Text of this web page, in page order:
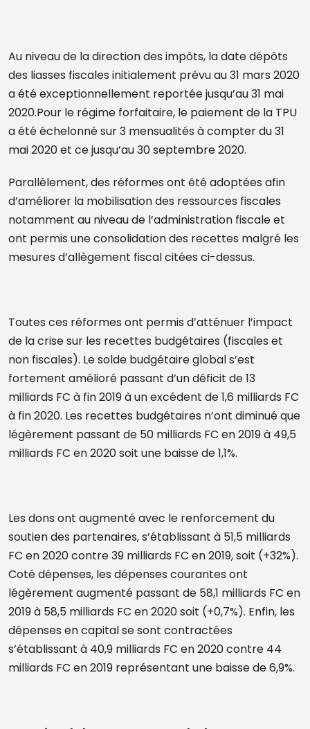
Au niveau de la direction des impôts, la date dépôts
des liasses fiscales initialement prévu au 31 mars 2020
a été exceptionnellement reportée jusqu’au 31 mai
2020.Pour le régime forfaitaire, le paiement de la TPU
a été échelonné sur 3 mensualités à compter du 31
mai 2020 et ce jusqu’au 30 septembre 2020.
Parallèlement, des réformes ont été adoptées afin
d’améliorer la mobilisation des ressources fiscales
notamment au niveau de l’administration fiscale et
ont permis une consolidation des recettes malgré les
mesures d’allègement fiscal citées ci-dessus.
Toutes ces réformes ont permis d’atténuer l’impact
de la crise sur les recettes budgétaires (fiscales et
non fiscales). Le solde budgétaire global s’est
fortement amélioré passant d’un déficit de 13
milliards FC à fin 2019 à un excédent de 1,6 milliards FC
à fin 2020. Les recettes budgétaires n’ont diminué que
légèrement passant de 50 milliards FC en 2019 à 49,5
milliards FC en 2020 soit une baisse de 1,1%.
Les dons ont augmenté avec le renforcement du
soutien des partenaires, s’établissant à 51,5 milliards
FC en 2020 contre 39 milliards FC en 2019, soit (+32%).
Coté dépenses, les dépenses courantes ont
légèrement augmenté passant de 58,1 milliards FC en
2019 à 58,5 milliards FC en 2020 soit (+0,7%). Enfin, les
dépenses en capital se sont contractées
s’établissant à 40,9 milliards FC en 2020 contre 44
milliards FC en 2019 représentant une baisse de 6,9%.